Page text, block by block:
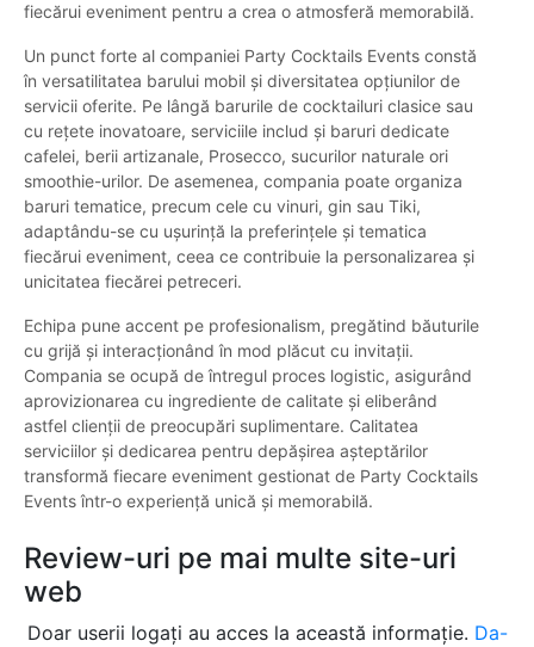
fiecărui eveniment pentru a crea o atmosferă memorabilă.
Un punct forte al companiei Party Cocktails Events constă
în versatilitatea barului mobil și diversitatea opțiunilor de
servicii oferite. Pe lângă barurile de cocktailuri clasice sau
cu rețete inovatoare, serviciile includ și baruri dedicate
cafelei, berii artizanale, Prosecco, sucurilor naturale ori
smoothie-urilor. De asemenea, compania poate organiza
baruri tematice, precum cele cu vinuri, gin sau Tiki,
adaptându-se cu ușurință la preferințele și tematica
fiecărui eveniment, ceea ce contribuie la personalizarea și
unicitatea fiecărei petreceri.
Echipa pune accent pe profesionalism, pregătind băuturile
cu grijă și interacționând în mod plăcut cu invitații.
Compania se ocupă de întregul proces logistic, asigurând
aprovizionarea cu ingrediente de calitate și eliberând
astfel clienții de preocupări suplimentare. Calitatea
serviciilor și dedicarea pentru depășirea așteptărilor
transformă fiecare eveniment gestionat de Party Cocktails
Events într-o experiență unică și memorabilă.
Review-uri pe mai multe site-uri
web
Doar userii logați au acces la această informație. Da-